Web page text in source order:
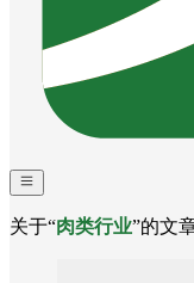
关于“肉类行业”的文